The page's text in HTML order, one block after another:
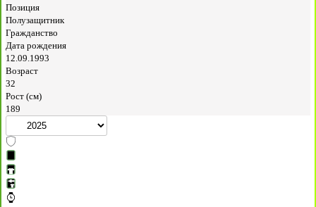
Позиция
Полузащитник
Гражданство
Дата рождения
12.09.1993
Возраст
32
Рост (см)
189